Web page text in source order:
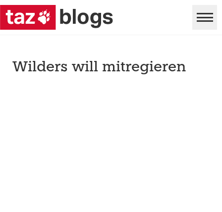
Wilders will mitregieren